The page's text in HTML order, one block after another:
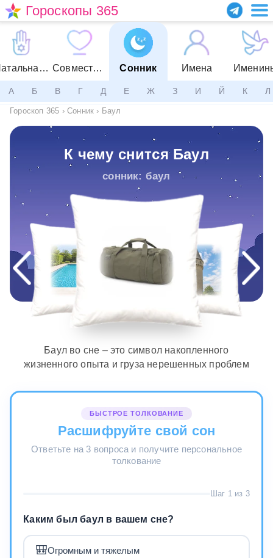
Гороскопы 365
Натальная карта Совместимость Сонник Имена
А Б В Г Д Е Ж З И Й К Л
Гороскоп 365 › Сонник › Баул
К чему снится Баул
сонник: баул
Баул во сне – это символ накопленного
жизненного опыта и груза нерешенных проблем
БЫСТРОЕ ТОЛКОВАНИЕ
Расшифруйте свой сон
Ответьте на 3 вопроса и получите персональное
толкование
Шаг 1 из 3
Каким был баул в вашем сне?
🎒Огромным и тяжелым